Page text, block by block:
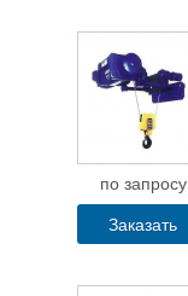
по запросу
Заказать